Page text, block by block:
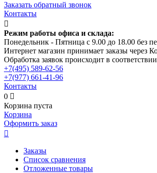
Заказать обратный звонок
Контакты

Режим работы офиса и склада:
Понедельник - Пятница с 9.00 до 18.00 без
Интернет магазин принимает заказы через
Обработка заявок происходит в
+7(495) 589-62-56
+7(977) 661-41-96
Контакты
0 
Корзина пуста
Корзина
Оформить заказ

Заказы
Список сравнения
Отложенные товары